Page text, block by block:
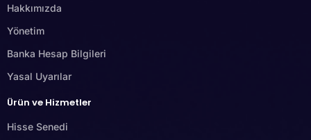
Hakkımızda
Yönetim
Banka Hesap Bilgileri
Yasal Uyarılar
Ürün ve Hizmetler
Hisse Senedi